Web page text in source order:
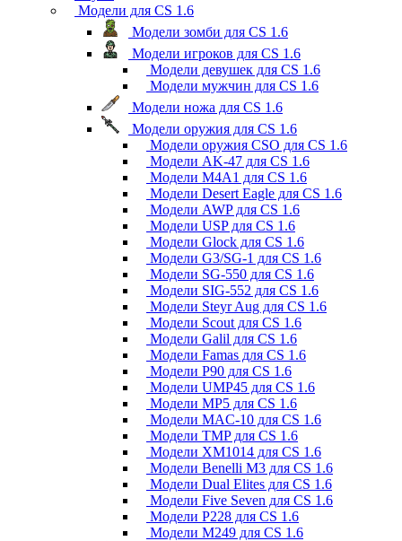
Модели для CS 1.6
Модели зомби для CS 1.6
Модели игроков для CS 1.6
Модели девушек для CS 1.6
Модели мужчин для CS 1.6
Модели ножа для CS 1.6
Модели оружия для CS 1.6
Модели оружия CSO для CS 1.6
Модели AK-47 для CS 1.6
Модели M4A1 для CS 1.6
Модели Desert Eagle для CS 1.6
Модели AWP для CS 1.6
Модели USP для CS 1.6
Модели Glock для CS 1.6
Модели G3/SG-1 для CS 1.6
Модели SG-550 для CS 1.6
Модели SIG-552 для CS 1.6
Модели Steyr Aug для CS 1.6
Модели Scout для CS 1.6
Модели Galil для CS 1.6
Модели Famas для CS 1.6
Модели P90 для CS 1.6
Модели UMP45 для CS 1.6
Модели MP5 для CS 1.6
Модели MAC-10 для CS 1.6
Модели TMP для CS 1.6
Модели XM1014 для CS 1.6
Модели Benelli M3 для CS 1.6
Модели Dual Elites для CS 1.6
Модели Five Seven для CS 1.6
Модели P228 для CS 1.6
Модели M249 для CS 1.6